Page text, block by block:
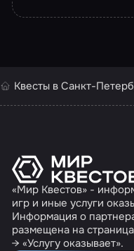
Квесты в Санкт-
«Мир Квестов» -
игр и иные услуги
Информация о
размещена на
→ «Услугу оказывает».